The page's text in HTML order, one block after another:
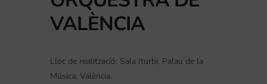
VALÈNCIA
Lloc de realització: Sala Iturbi, Palau de la
Música, València.